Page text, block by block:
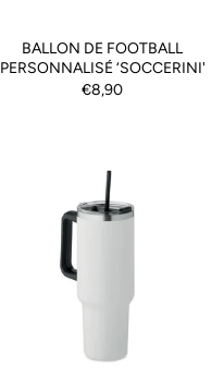
BALLON DE FOOTBALL
PERSONNALISÉ ‘SOCCERINI'
€8,90